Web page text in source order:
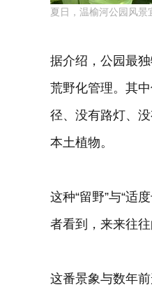
夏日，温榆河公园风景
据介绍，公园最
荒野化管理。其
径、没有路灯、
本土植物。
这种“留野”与“适
者看到，来来往
这番景象与数年